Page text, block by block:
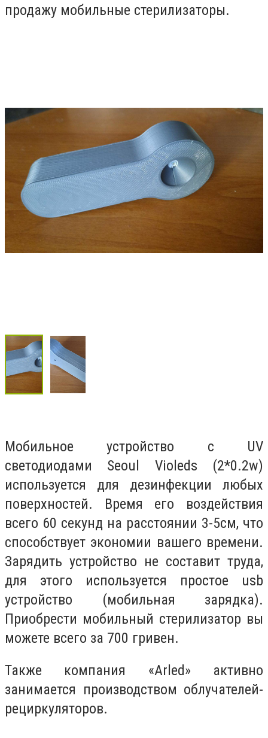
продажу мобильные стерилизаторы.
Мобильное устройство с UV
светодиодами Seoul Violeds (2*0.2w)
используется для дезинфекции любых
поверхностей. Время его воздействия
всего 60 секунд на расстоянии 3-5см, что
способствует экономии вашего времени.
Зарядить устройство не составит труда,
для этого используется простое usb
устройство (мобильная зарядка).
Приобрести мобильный стерилизатор вы
можете всего за 700 гривен.
Также компания «Arled» активно
занимается производством облучателей-
рециркуляторов.